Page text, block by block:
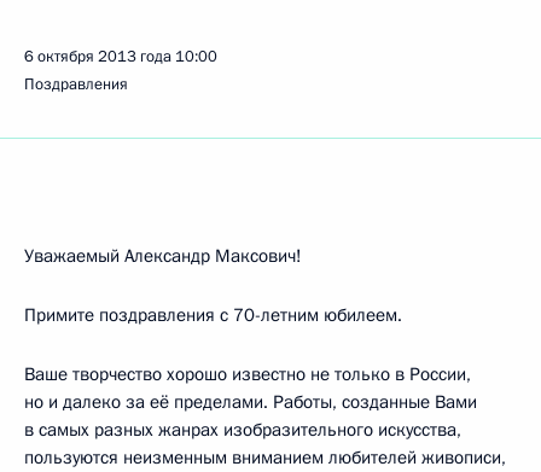
6 октября 2013 года 10:00
Поздравления
Уважаемый Александр Максович!
Примите поздравления с 70-летним юбилеем.
Ваше творчество хорошо известно не только в России,
но и далеко за её пределами. Работы, созданные Вами
в самых разных жанрах изобразительного искусства,
пользуются неизменным вниманием любителей живописи,